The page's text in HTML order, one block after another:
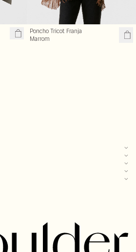
Poncho Tricot Franja
Marrom